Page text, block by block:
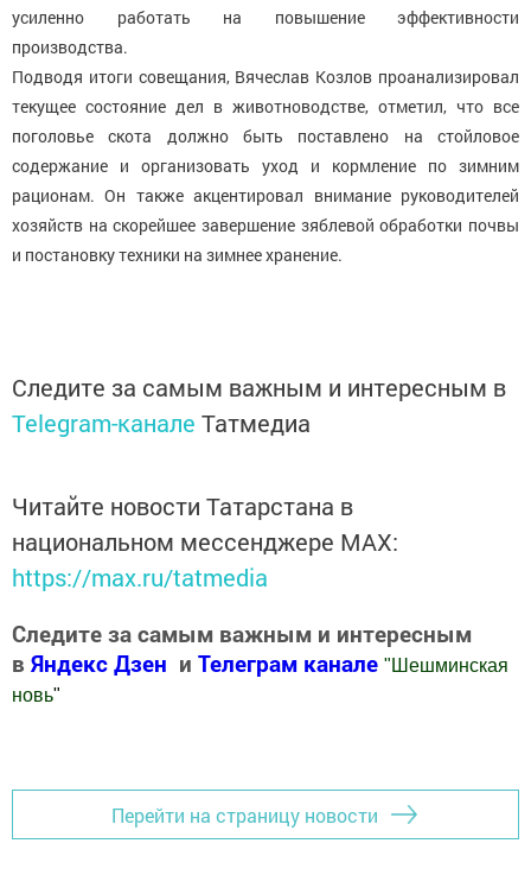
усиленно работать на повышение эффективности
производства.
Подводя итоги совещания, Вячеслав Козлов проанализировал
текущее состояние дел в животноводстве, отметил, что все
поголовье скота должно быть поставлено на стойловое
содержание и организовать уход и кормление по зимним
рационам. Он также акцентировал внимание руководителей
хозяйств на скорейшее завершение зяблевой обработки почвы
и постановку техники на зимнее хранение.
Следите за самым важным и интересным в
Telegram-канале Татмедиа
Читайте новости Татарстана в
национальном мессенджере MАХ:
https://max.ru/tatmedia
Следите за самым важным и интересным
в Яндекс Дзен и Телеграм канале " Шешминская
новь"
Перейти на страницу новости